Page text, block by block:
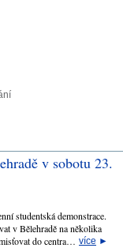
v sobotu 23.
studentská demonstrace.
v Bělehradě na několika
do centra… více ►